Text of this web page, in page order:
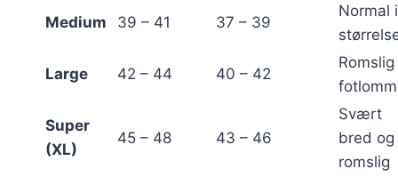
Medium 39 – 41 37 – 39
Normal i
Large 42 – 44 40 – 42
Romslig
Super
(XL)
45 – 48 43 – 46
Svært
bred og
romslig